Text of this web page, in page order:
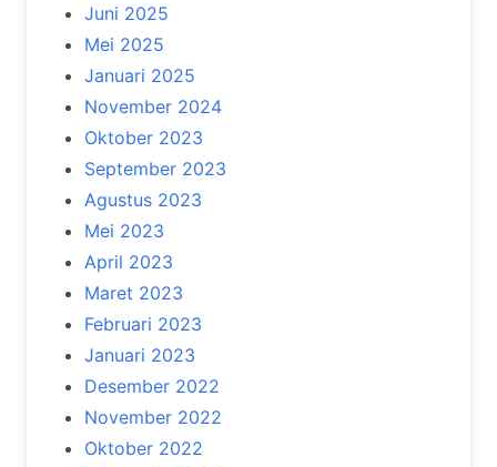
Juni 2025
Mei 2025
Januari 2025
November 2024
Oktober 2023
September 2023
Agustus 2023
Mei 2023
April 2023
Maret 2023
Februari 2023
Januari 2023
Desember 2022
November 2022
Oktober 2022